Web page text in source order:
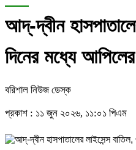
আদ্-দ্বীন
দিনের মধ্যে
বরিশাল নিউজ ডেস্ক
প্রকাশ : ১১ জুন ২০২৬, ১১:০১ পিএম